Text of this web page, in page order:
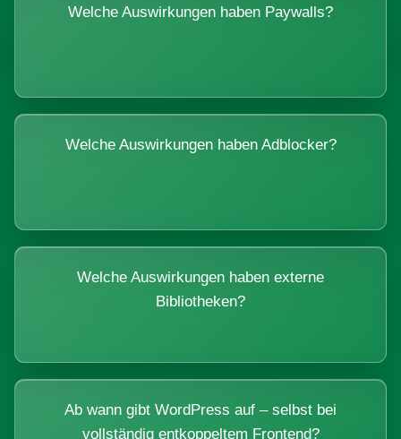
Welche Auswirkungen haben Paywalls?
Welche Auswirkungen haben Adblocker?
Welche Auswirkungen haben externe
Bibliotheken?
Ab wann gibt WordPress auf – selbst bei
vollständig entkoppeltem Frontend?